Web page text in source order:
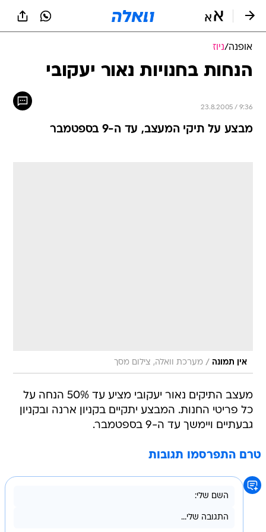
אופנה/ניוז
הנחות בחנויות נאור יעקובי
23.8.2005 / 9:36
מבצע על תיקי המעצב, עד ה-9 בספטמבר
אין תמונה / מערכת וואלה, צילום מסך
מעצב התיקים נאור יעקובי מציע עד 50% הנחה על
כל פריטי החנות. המבצע יתקיים בקניון ארנה ובקניון
גבעתיים ויימשך עד ה-9 בספטמבר.
טרם התפרסמו תגובות